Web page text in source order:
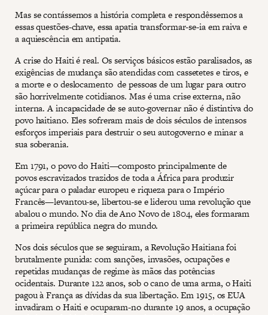
Mas se contássemos a história completa e respondêssemos a
essas questões-chave, essa apatia transformar-se-ia em raiva e
a aquiescência em antipatia.
A crise do Haiti é real. Os serviços básicos estão paralisados, as
exigências de mudança são atendidas com cassetetes e tiros, e
a morte e o deslocamento de pessoas de um lugar para outro
são horrivelmente cotidianos. Mas é uma crise externa, não
interna. A incapacidade de se auto-governar não é distintiva do
povo haitiano. Eles sofreram mais de dois séculos de intensos
esforços imperiais para destruir o seu autogoverno e minar a
sua soberania.
Em 1791, o povo do Haiti—composto principalmente de
povos escravizados trazidos de toda a África para produzir
açúcar para o paladar europeu e riqueza para o Império
Francês—levantou-se, libertou-se e liderou uma revolução que
abalou o mundo. No dia de Ano Novo de 1804, eles formaram
a primeira república negra do mundo.
Nos dois séculos que se seguiram, a Revolução Haitiana foi
brutalmente punida: com sanções, invasões, ocupações e
repetidas mudanças de regime às mãos das potências
ocidentais. Durante 122 anos, sob o cano de uma arma, o Haiti
pagou à França as dívidas da sua libertação. Em 1915, os EUA
invadiram o Haiti e ocuparam-no durante 19 anos, a ocupação